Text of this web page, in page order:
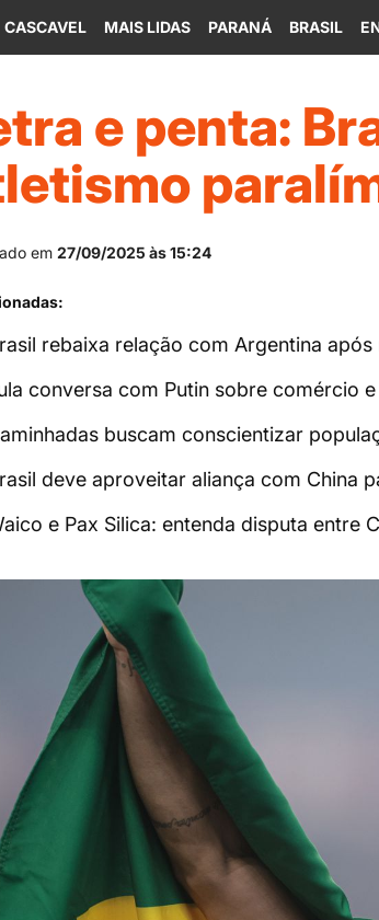
CASCAVEL MAIS LIDAS PARANÁ BRASIL
e penta:
em 27/09/2025 às 15:24
rebaixa relação com Argentina
conversa com Putin sobre comércio
buscam conscientizar
deve aproveitar aliança com China
e Pax Silica: entenda disputa entre